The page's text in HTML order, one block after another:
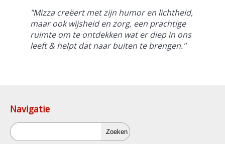
"Mizza creëert met zijn humor en lichtheid,
maar ook wijsheid en zorg, een prachtige
ruimte om te ontdekken wat er diep in ons
leeft & helpt dat naar buiten te brengen."
Navigatie
Zoeken